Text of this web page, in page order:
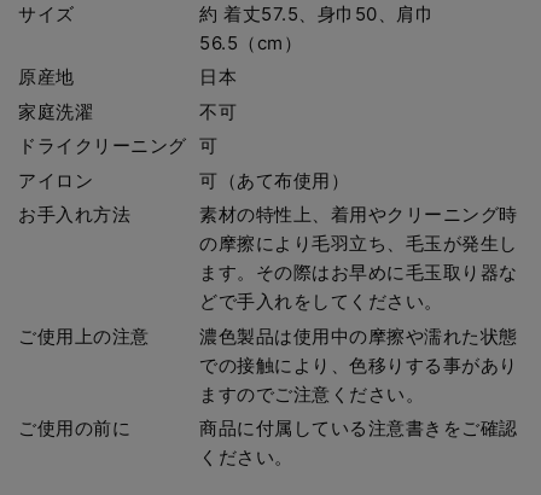
サイズ
約 着丈57.5、身巾50、肩巾
56.5（cm）
原産地
日本
家庭洗濯
不可
ドライクリーニング
可
アイロン
可（あて布使用）
お手入れ方法
素材の特性上、着用やクリーニング時
の摩擦により毛羽立ち、毛玉が発生し
ます。その際はお早めに毛玉取り器な
どで手入れをしてください。
ご使用上の注意
濃色製品は使用中の摩擦や濡れた状態
での接触により、色移りする事があり
ますのでご注意ください。
ご使用の前に
商品に付属している注意書きをご確認
ください。